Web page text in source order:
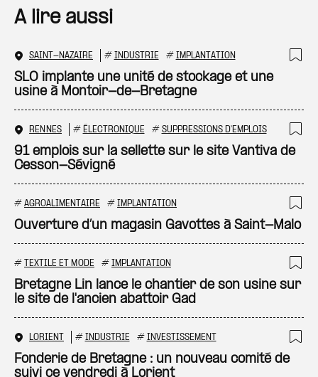
A lire aussi
SAINT-NAZAIRE # INDUSTRIE # IMPLANTATION
SLO implante une unité de stockage et une
usine à Montoir-de-Bretagne
RENNES # ÉLECTRONIQUE # SUPPRESSIONS D'EMPLOIS
91 emplois sur la sellette sur le site Vantiva de
Cesson-Sévigné
# AGROALIMENTAIRE # IMPLANTATION
Ouverture d’un magasin Gavottes à Saint-Malo
# TEXTILE ET MODE # IMPLANTATION
Bretagne Lin lance le chantier de son usine sur
le site de l'ancien abattoir Gad
LORIENT # INDUSTRIE # INVESTISSEMENT
Fonderie de Bretagne : un nouveau comité de
suivi ce vendredi à Lorient